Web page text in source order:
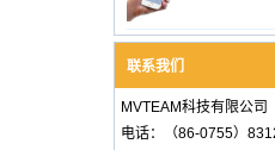
联系我们
MVTEAM科技有限公司
电话：（86-0755）